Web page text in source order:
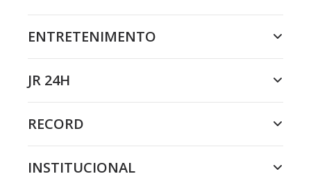
ENTRETENIMENTO
JR 24H
RECORD
INSTITUCIONAL